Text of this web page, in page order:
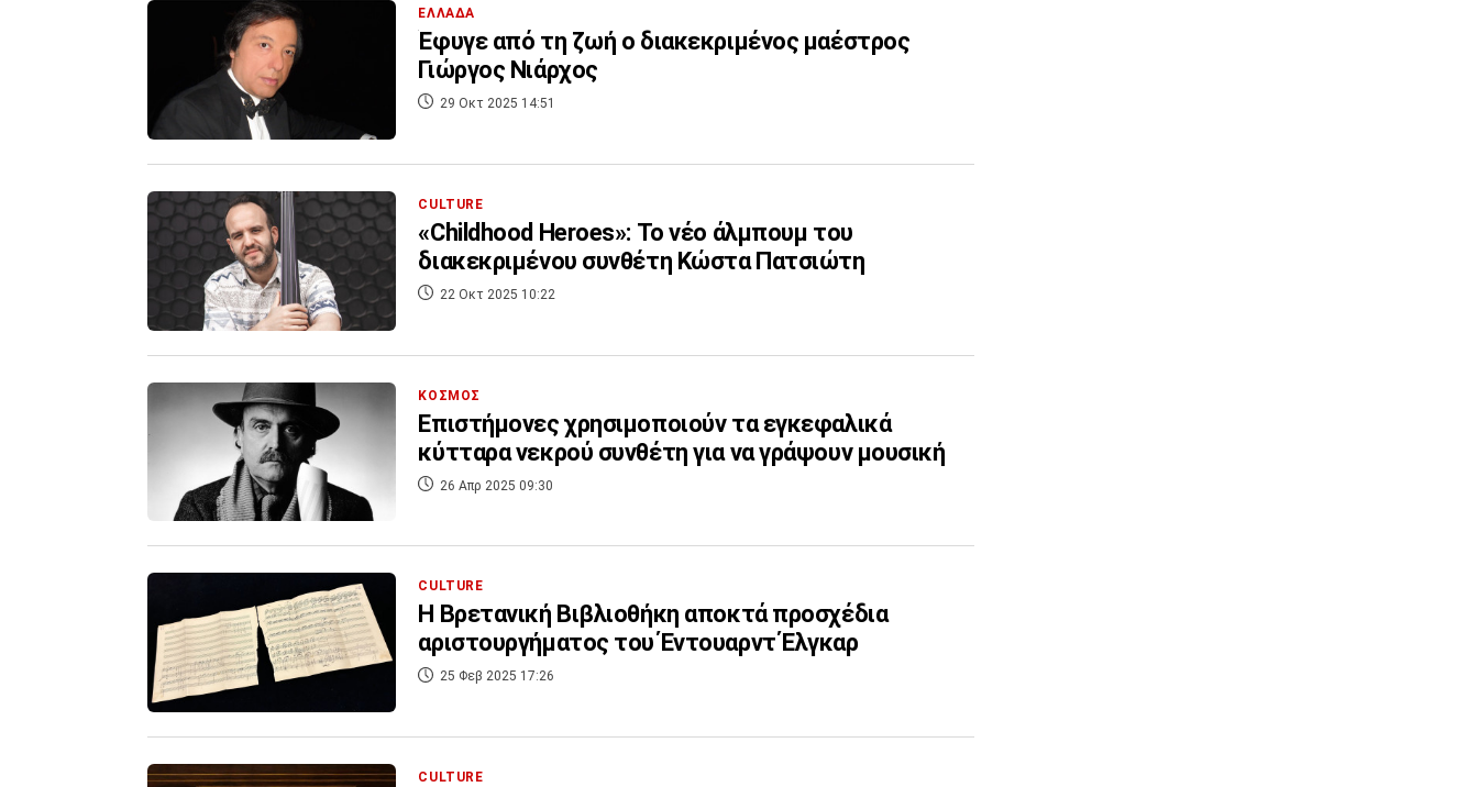
ΕΛΛΑΔΑ
Έφυγε από τη ζωή ο διακεκριμένος μαέστρος
Γιώργος Νιάρχος
29 Οκτ 2025 14:51
CULTURE
«Childhood Heroes»: Το νέο άλμπουμ του
διακεκριμένου συνθέτη Κώστα Πατσιώτη
22 Οκτ 2025 10:22
ΚΟΣΜΟΣ
Επιστήμονες χρησιμοποιούν τα εγκεφαλικά
κύτταρα νεκρού συνθέτη για να γράψουν μουσική
26 Απρ 2025 09:30
CULTURE
Η Βρετανική Βιβλιοθήκη αποκτά προσχέδια
αριστουργήματος του Έντουαρντ Έλγκαρ
25 Φεβ 2025 17:26
CULTURE